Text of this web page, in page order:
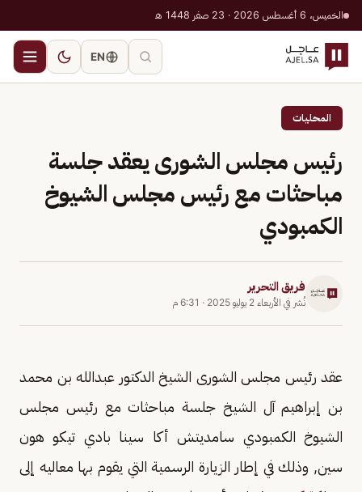
الخميس، 6 أغسطس 2026 · 23 صفر 1448 هـ
EN
المحليات
رئيس مجلس الشورى يعقد جلسة
مباحثات مع رئيس مجلس الشيوخ
الكمبودي
فريق التحرير
نُشر في الأربعاء 2 يوليو 2025 · 6:31 م
عقد رئيس مجلس الشورى الشيخ الدكتور عبدالله بن محمد
بن إبراهيم آل الشيخ جلسة مباحثات مع رئيس مجلس
الشيوخ الكمبودي سامديتش أكا سينا بادي تيكو هون
سين, وذلك في إطار الزيارة الرسمية التي يقوم بها معاليه إلى